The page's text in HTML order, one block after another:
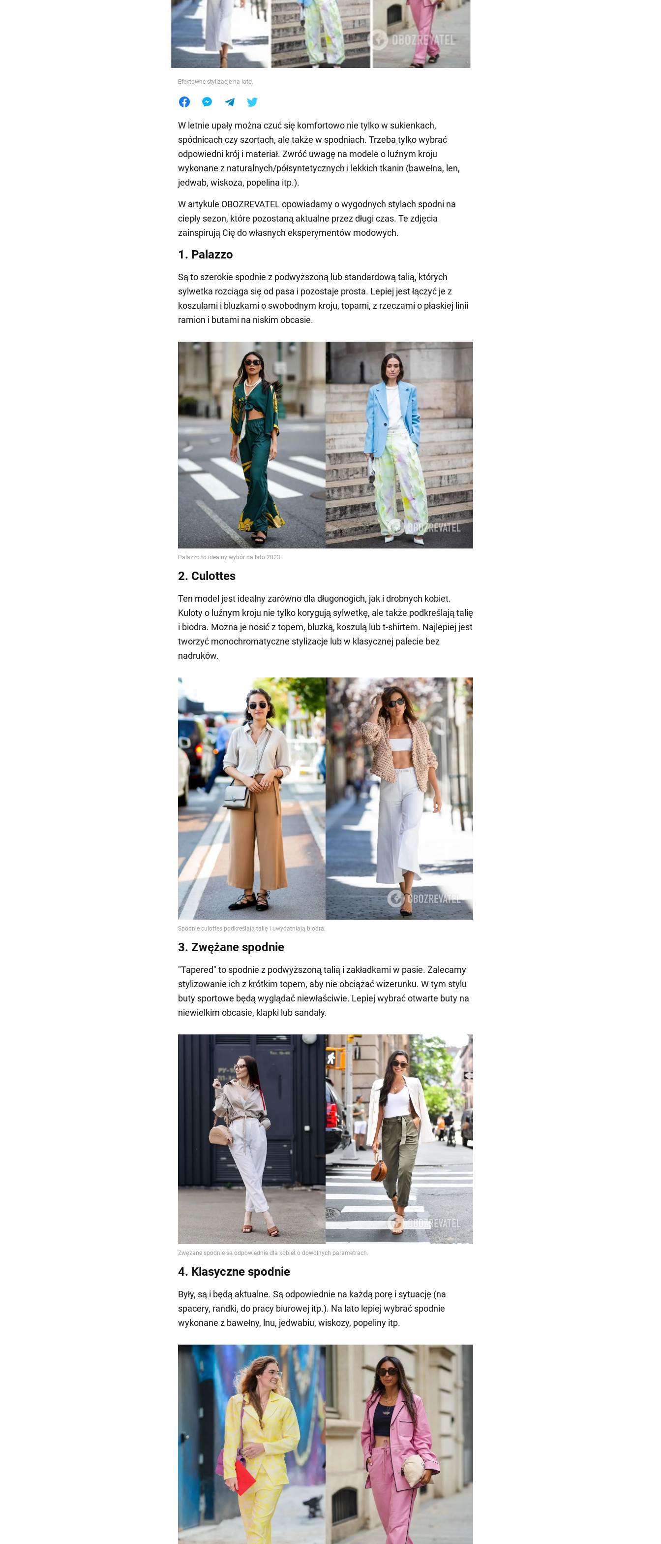
Jedzenie
Efektowne stylizacje na lato.
W letnie upały można czuć się komfortowo nie tylko w sukienkach,
spódnicach czy szortach, ale także w spodniach. Trzeba tylko wybrać
odpowiedni krój i materiał. Zwróć uwagę na modele o luźnym kroju
wykonane z naturalnych/półsyntetycznych i lekkich tkanin (bawełna, len,
jedwab, wiskoza, popelina itp.).
W artykule OBOZREVATEL opowiadamy o wygodnych stylach spodni na
ciepły sezon, które pozostaną aktualne przez długi czas. Te zdjęcia
zainspirują Cię do własnych eksperymentów modowych.
1. Palazzo
Są to szerokie spodnie z podwyższoną lub standardową talią, których
sylwetka rozciąga się od pasa i pozostaje prosta. Lepiej jest łączyć je z
koszulami i bluzkami o swobodnym kroju, topami, z rzeczami o płaskiej linii
ramion i butami na niskim obcasie.
2. Culottes
Ten model jest idealny zarówno dla długonogich, jak i drobnych kobiet.
Kuloty o luźnym kroju nie tylko korygują sylwetkę, ale także podkreślają talię
i biodra. Można je nosić z topem, bluzką, koszulą lub t-shirtem. Najlepiej jest
tworzyć monochromatyczne stylizacje lub w klasycznej palecie bez
nadruków.
3. Zwężane spodnie
"Tapered" to spodnie z podwyższoną talią i zakładkami w pasie. Zalecamy
stylizowanie ich z krótkim topem, aby nie obciążać wizerunku. W tym stylu
buty sportowe będą wyglądać niewłaściwie. Lepiej wybrać otwarte buty na
niewielkim obcasie, klapki lub sandały.
4. Klasyczne spodnie
Były, są i będą aktualne. Są odpowiednie na każdą porę i sytuację (na
spacery, randki, do pracy biurowej itp.). Na lato lepiej wybrać spodnie
wykonane z bawełny, lnu, jedwabiu, wiskozy, popeliny itp.